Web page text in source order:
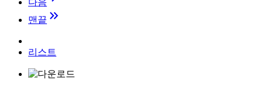
다음
맨끝 keyboard_double_arrow_right
리스트